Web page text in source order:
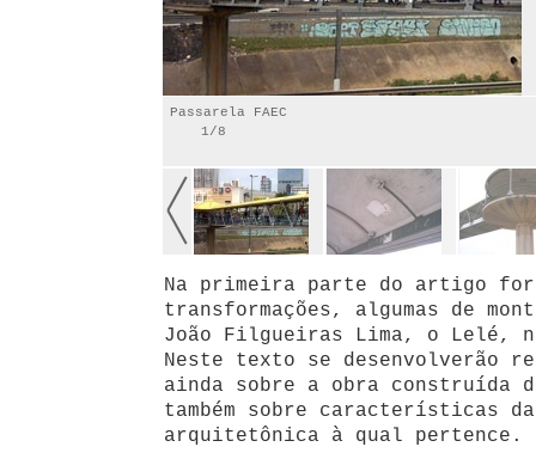
Passarela FAEC
1/8
Na primeira parte do artigo
transformações, algumas de
João Filgueiras Lima, o Lelé,
Neste texto se desenvolverão
ainda sobre a obra construída
também sobre características
arquitetônica à qual pertence.